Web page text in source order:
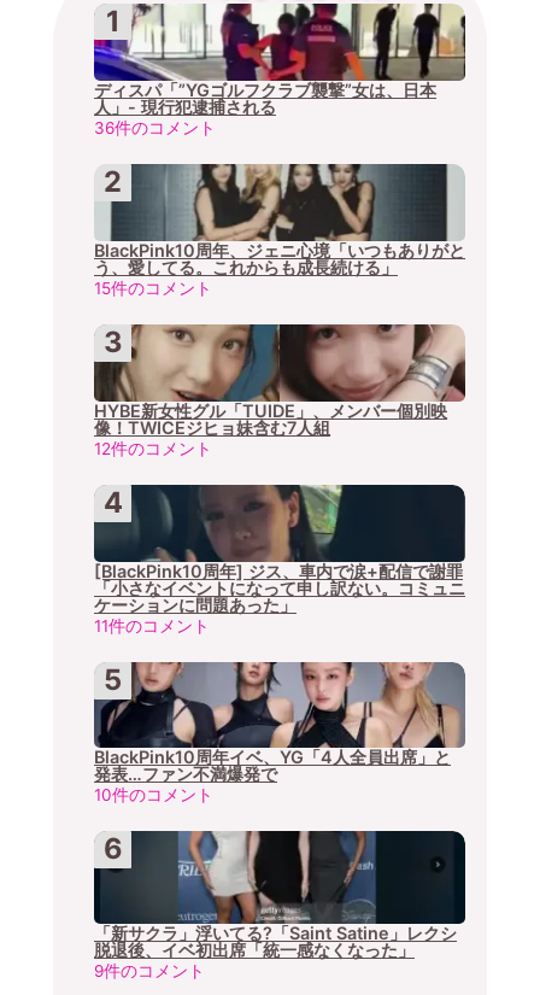
ディスパ「”YGゴルフクラブ襲撃”女は、日本
人」- 現行犯逮捕される
36件のコメント
BlackPink10周年、ジェニ心境「いつもありがと
う、愛してる。これからも成長続ける」
15件のコメント
HYBE新女性グル「TUIDE」、メンバー個別映
像！TWICEジヒョ妹含む7人組
12件のコメント
[BlackPink10周年] ジス、車内で涙+配信で謝罪
「小さなイベントになって申し訳ない。コミュニ
ケーションに問題あった」
11件のコメント
BlackPink10周年イベ、YG「4人全員出席」と
発表…ファン不満爆発で
10件のコメント
「新サクラ」浮いてる?「Saint Satine」レクシ
脱退後、イベ初出席「統一感なくなった」
9件のコメント